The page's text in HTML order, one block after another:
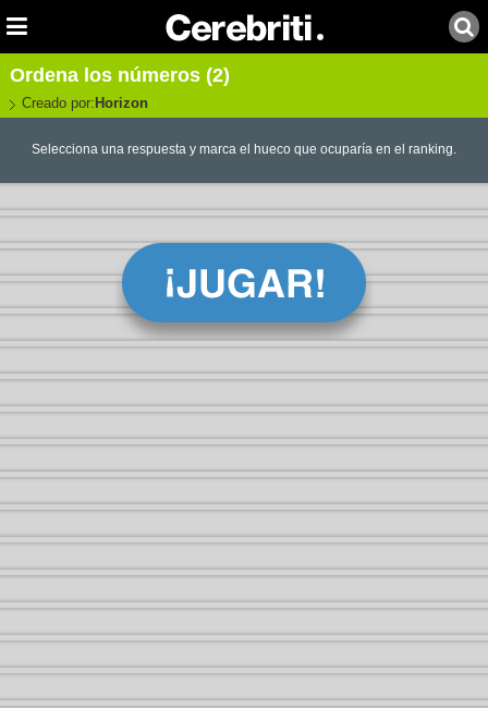
Ordena los números (2)
Creado por: Horizon
Selecciona una respuesta y marca el hueco que ocuparía en el ranking.